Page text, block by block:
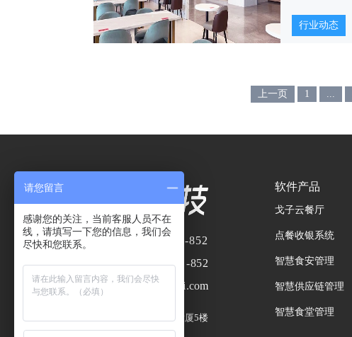
行业动态
上一页 1 ...
业务热线：
400-8866-852
服务热线：
400- 8866 -852
企业邮箱：
market@wggai.com
广州市番禺区嘉洲大厦5楼
软件产品
戈子云餐厅
点餐收银系统
智慧食安管理
智慧供应链管理
智慧食堂管理
请您留言
感谢您的关注，当前客服人员不在
线，请填写一下您的信息，我们会
尽快和您联系。